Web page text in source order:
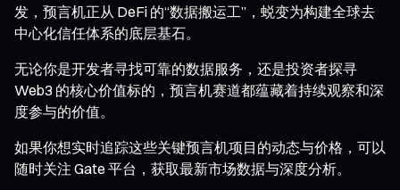
发，预言机正从 DeFi 的“数据搬运工”，蜕变为构建全球去
中心化信任体系的底层基石。
无论你是开发者寻找可靠的数据服务，还是投资者探寻
Web3 的核心价值标的，预言机赛道都蕴藏着持续观察和深
度参与的价值。
如果你想实时追踪这些关键预言机项目的动态与价格，可以
随时关注 Gate 平台，获取最新市场数据与深度分析。